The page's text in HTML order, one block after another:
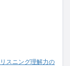
スニング理解力の